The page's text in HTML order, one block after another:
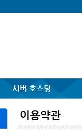
서버 호스팅
이용약관